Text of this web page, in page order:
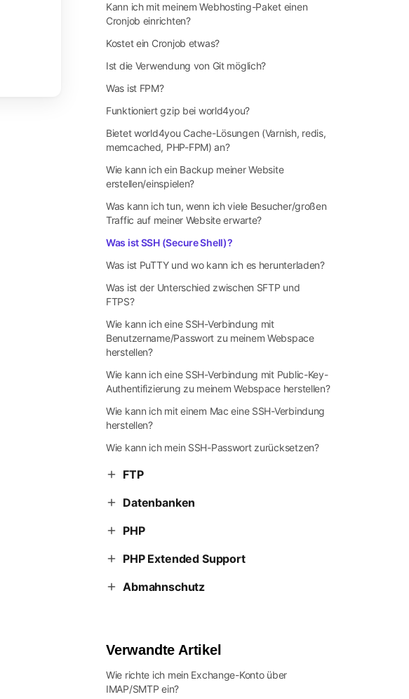
Kann ich mit meinem Webhosting-Paket einen
Cronjob einrichten?
Kostet ein Cronjob etwas?
Ist die Verwendung von Git möglich?
Was ist FPM?
Funktioniert gzip bei world4you?
Bietet world4you Cache-Lösungen (Varnish, redis,
memcached, PHP-FPM) an?
Wie kann ich ein Backup meiner Website
erstellen/einspielen?
Was kann ich tun, wenn ich viele Besucher/großen
Traffic auf meiner Website erwarte?
Was ist SSH (Secure Shell)?
Was ist PuTTY und wo kann ich es herunterladen?
Was ist der Unterschied zwischen SFTP und
FTPS?
Wie kann ich eine SSH-Verbindung mit
Benutzername/Passwort zu meinem Webspace
herstellen?
Wie kann ich eine SSH-Verbindung mit Public-Key-
Authentifizierung zu meinem Webspace herstellen?
Wie kann ich mit einem Mac eine SSH-Verbindung
herstellen?
Wie kann ich mein SSH-Passwort zurücksetzen?
FTP
Datenbanken
PHP
PHP Extended Support
Abmahnschutz
Verwandte Artikel
Wie richte ich mein Exchange-Konto über
IMAP/SMTP ein?